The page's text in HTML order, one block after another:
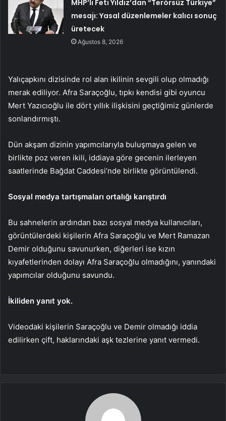
MHP’li Feti Yıldız’dan “Terörsüz Türkiye”
mesajı: Yasal düzenlemeler kalıcı sonuç
üretecek
Ağustos 8, 2026
Yalıçapkını dizisinde rol alan ikilinin sevgili olup olmadığı
merak ediliyor. Afra Saraçoğlu, tıpkı kendisi gibi oyuncu
Mert Yazıcıoğlu ile dört yıllık ilişkisini geçtiğimiz günlerde
sonlandırmıştı.
Dün akşam dizinin yapımcılarıyla buluşmaya gelen ve
birlikte poz veren ikili, iddiaya göre gecenin ilerleyen
saatlerinde Bağdat Caddesi’nde birlikte görüntülendi.
Sosyal medya tartışmaları ortalığı karıştırdı
Bu sahnelerin ardından bazı sosyal medya kullanıcıları,
görüntülerdeki kişilerin Afra Saraçoğlu ve Mert Ramazan
Demir olduğunu savunurken, diğerleri ise kızın
kıyafetlerinden dolayı Afra Saraçoğlu olmadığını, yanındaki
yapımcılar olduğunu savundu.
İkiliden yanıt yok.
Videodaki kişilerin Saraçoğlu ve Demir olmadığı iddia
edilirken çift, haklarındaki aşk tezlerine yanıt vermedi.